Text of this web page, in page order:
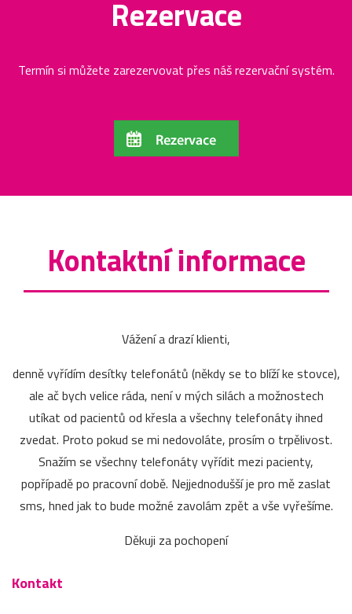
Rezervace
Termín si můžete zarezervovat přes náš rezervační systém.
Kontaktní informace
Vážení a drazí klienti,
denně vyřídím desítky telefonátů (někdy se to blíží ke stovce),
ale ač bych velice ráda, není v mých silách a možnostech
utíkat od pacientů od křesla a všechny telefonáty ihned
zvedat. Proto pokud se mi nedovoláte, prosím o trpělivost.
Snažím se všechny telefonáty vyřídit mezi pacienty,
popřípadě po pracovní době. Nejjednodušší je pro mě zaslat
sms, hned jak to bude možné zavolám zpět a vše vyřešíme.
Děkuji za pochopení
Kontakt